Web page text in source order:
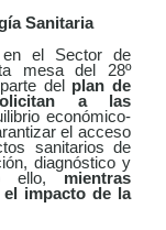
Sanitaria
en el Sector de
mesa del 28º
del plan de
a las
económico-
el acceso
sanitarios de
diagnóstico y
ello, mientras
impacto de la